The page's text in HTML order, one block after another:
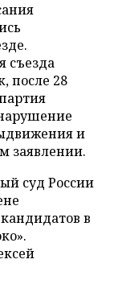
съезда
после 28
и
заявлении.
суд России
в